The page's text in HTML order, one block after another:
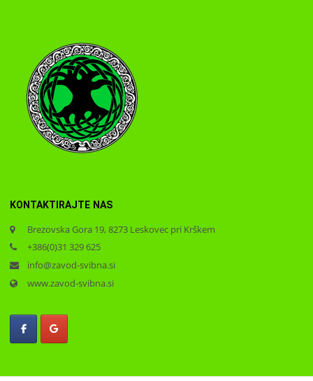
KONTAKTIRAJTE NAS
Brezovska Gora 19, 8273 Leskovec pri Krškem
+386(0)31 329 625
info@zavod-svibna.si
www.zavod-svibna.si